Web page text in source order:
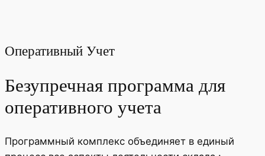
Оперативный Учет
Безупречная программа для
оперативного учета
Программный комплекс объединяет в единый